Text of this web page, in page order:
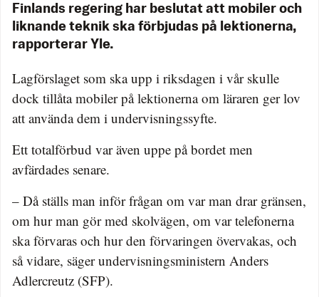
Finlands regering har beslutat att mobiler och
liknande teknik ska förbjudas på lektionerna,
rapporterar Yle.
Lagförslaget som ska upp i riksdagen i vår skulle
dock tillåta mobiler på lektionerna om läraren ger lov
att använda dem i undervisningssyfte.
Ett totalförbud var även uppe på bordet men
avfärdades senare.
– Då ställs man inför frågan om var man drar gränsen,
om hur man gör med skolvägen, om var telefonerna
ska förvaras och hur den förvaringen övervakas, och
så vidare, säger undervisningsministern Anders
Adlercreutz (SFP).